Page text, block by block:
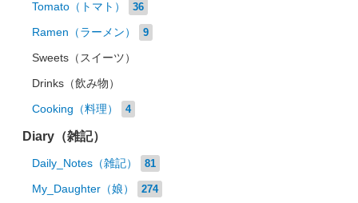
Tomato（トマト） 36
Ramen（ラーメン） 9
Sweets（スイーツ）
Drinks（飲み物）
Cooking（料理） 4
Diary（雑記）
Daily_Notes（雑記） 81
My_Daughter（娘） 274